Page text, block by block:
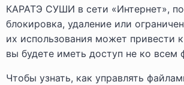
КАРАТЭ СУШИ в сети «Интернет»,
блокировка, удаление или
их использования может привести
вы будете иметь доступ не ко всем
Чтобы узнать, как управлять